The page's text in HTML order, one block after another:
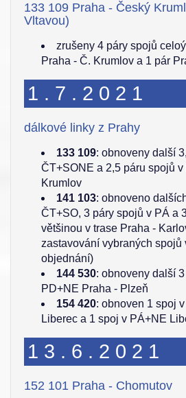
133 109 Praha - Český
Vltavou)
zrušeny 4 páry spojů
Praha - Č. Krumlov a 1 pár
1.7.2021
dálkové linky z Prahy
133 109: obnoveny další
ČT+SONE a 2,5 páru spojů
Krumlov
141 103: obnoveno
ČT+SO, 3 páry spojů v PÁ a
většinou v trase Praha -
zastavování vybraných spojů
objednání)
144 530: obnoveny další
PD+NE Praha - Plzeň
154 420: obnoven 1 spoj
Liberec a 1 spoj v PÁ+NE
13.6.2021
152 101 Praha - Chomutov